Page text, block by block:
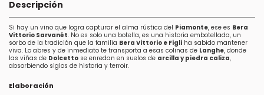
Descripción
Si hay un vino que logra capturar el alma rústica del Piamonte, ese es Bera
Vittorio Sarvanét. No es solo una botella, es una historia embotellada, un
sorbo de la tradición que la familia Bera Vittorio e Figli ha sabido mantener
viva. Lo abres y de inmediato te transporta a esas colinas de Langhe, donde
las viñas de Dolcetto se enredan en suelos de arcilla y piedra caliza,
absorbiendo siglos de historia y terroir.
Elaboración